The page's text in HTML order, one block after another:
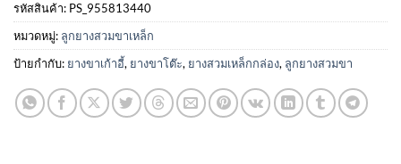
รหัสสินค้า: PS_955813440
หมวดหมู่: ลูกยางสวมขาเหล็ก
ป้ายกำกับ: ยางขาเก้าอี้, ยางขาโต๊ะ, ยางสวมเหล็กกล่อง, ลูกยางสวมขา